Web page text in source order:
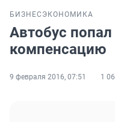
БИЗНЕС ЭКОНОМИКА
Автобус
компенсацию
9 февраля 2016, 07:51 1